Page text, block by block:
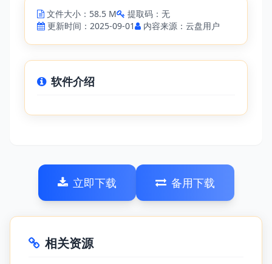
文件大小：58.5 M
提取码：无
更新时间：2025-09-01
内容来源：云盘用户
软件介绍
立即下载 备用下载
相关资源